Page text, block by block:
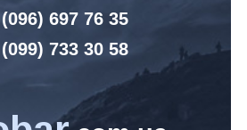
697 76 35
733 30 58